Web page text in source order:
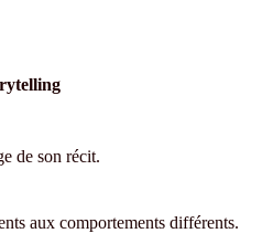
de son récit.
aux comportements différents.